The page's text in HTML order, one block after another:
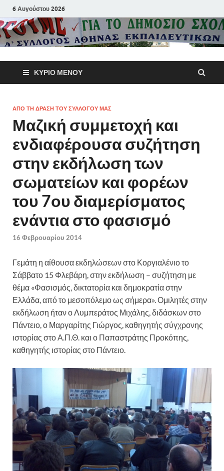
6 Αυγούστου 2026
Α΄
Αθηνών
Π.Ε.
ΚΎΡΙΟ ΜΕΝΟΎ
ΑΠΟ ΤΗ ΔΡΑΣΗ ΤΟΥ ΣΥΛΛΟΓΟΥ ΜΑΣ
Μαζική συμμετοχή και
ενδιαφέρουσα συζήτηση
στην εκδήλωση των
σωματείων και φορέων
του 7ου διαμερίσματος
ενάντια στο φασισμό
16 Φεβρουαρίου 2014
Γεμάτη η αίθουσα εκδηλώσεων στο Κοργιαλένιο το
Σάββατο 15 Φλεβάρη, στην εκδήλωση – συζήτηση με
θέμα «Φασισμός, δικτατορία και δημοκρατία στην
Ελλάδα, από το μεσοπόλεμο ως σήμερα». Ομιλητές στην
εκδήλωση ήταν ο Λυμπεράτος Μιχάλης, διδάσκων στο
Πάντειο, ο Μαργαρίτης Γιώργος, καθηγητής σύγχρονης
ιστορίας στο Α.Π.Θ. και ο Παπαστράτης Προκόπης,
καθηγητής ιστορίας στο Πάντειο.